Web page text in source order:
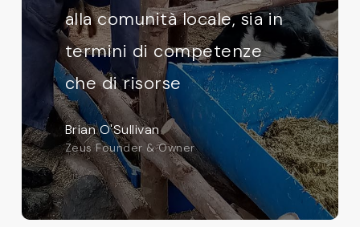
alla comunità locale, sia in
termini di competenze
che di risorse
Brian O'Sullivan
Zeus Founder & Owner